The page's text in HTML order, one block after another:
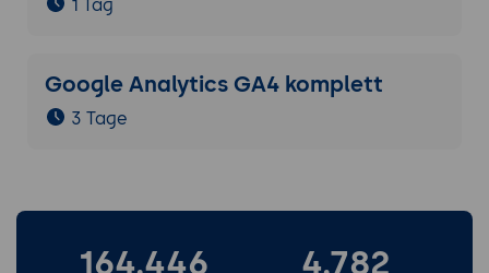
1 Tag
Google Analytics GA4 komplett
3 Tage
164.446 4.782